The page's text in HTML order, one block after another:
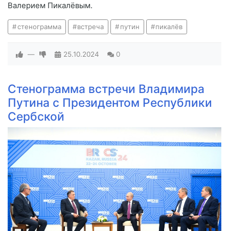
Валерием Пикалёвым.
стенограмма встреча путин пикалёв
— 25.10.2024 0
Стенограмма встречи Владимира
Путина с Президентом Республики
Сербской